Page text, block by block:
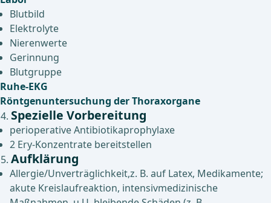
Blutbild
Elektrolyte
Nierenwerte
Gerinnung
Blutgruppe
Ruhe-EKG
Röntgenuntersuchung der Thoraxorgane
Spezielle Vorbereitung
perioperative Antibiotikaprophylaxe
2 Ery-Konzentrate bereitstellen
Aufklärung
Allergie/Unverträglichkeit,z. B. auf Latex, Medikamente;
akute Kreislaufreaktion, intensivmedizinische